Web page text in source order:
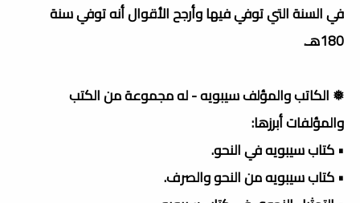
في السنة التي توفي فيها وأرجح الأقوال أنه توفي سنة
180هـ.
❅ الكاتب والمؤلف سيبويه - له مجموعة من الكتب
والمؤلفات أبرزها:
• كتاب سيبويه في النحو.
• كتاب سيبويه من النحو والصرف.